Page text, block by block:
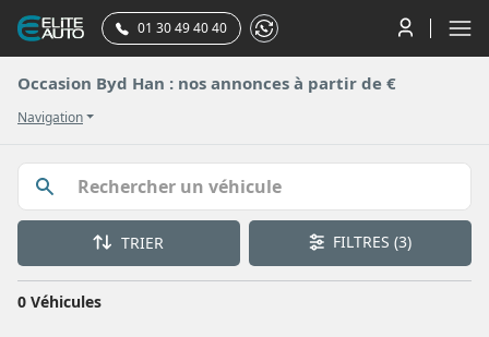
01 30 49 40 40
Occasion Byd Han : nos annonces à partir de €
Navigation
TRIER FILTRES(3)
0 Véhicules